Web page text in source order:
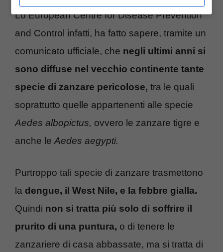
Lo European Centre for Disease Prevention
and Control infatti, ha fatto sapere, tramite un
comunicato ufficiale, che negli ultimi anni si
sono diffuse nel vecchio continente tante
specie di zanzare pericolose, tra le quali
soprattutto quelle appartenenti alle specie
Aedes albopictus, ovvero le zanzare tigre e
anche le Aedes aegypti.
Purtroppo tali specie di zanzare trasmettono
la dengue, il West Nile, e la febbre gialla.
Quindi non si tratta più solo di soffrire il
prurito di una puntura, o di tenere le
zanzariere di casa abbassate, ma si tratta di